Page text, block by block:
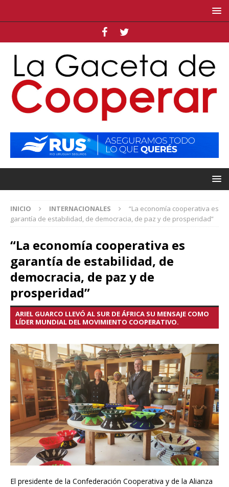
INICIO INTERNACIONALES
“La economía cooperativa es
garantía de estabilidad, de democracia, de paz y de prosperidad”
“La economía cooperativa es
garantía de estabilidad, de
democracia, de paz y de
prosperidad”
ARIEL GUARCO LLEVÓ AL SUR DE ÁFRICA SU MENSAJE COMO
LÍDER MUNDIAL DEL MOVIMIENTO COOPERATIVO.
El presidente de la Confederación Cooperativa y de la Alianza